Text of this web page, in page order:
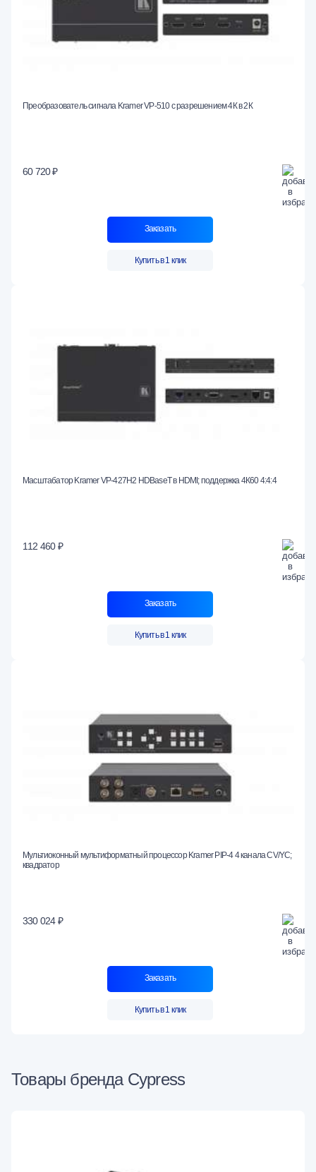
Преобразователь сигнала Kramer VP-510 с разрешением 4К в 2К
60 720 ₽
Заказать
Купить в 1 клик
Масштабатор Kramer VP-427H2 HDBaseT в HDMI; поддержка 4К60 4:4:4
112 460 ₽
Заказать
Купить в 1 клик
Мультиоконный мультиформатный процессор Kramer PIP-4 4 канала CV/YC;
квадратор
330 024 ₽
Заказать
Купить в 1 клик
Товары бренда Cypress